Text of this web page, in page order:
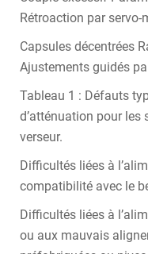
Rétroaction par servo-
Capsules décentrées
Ajustements guidés
Tableau 1 : Défauts
d’atténuation pour les
verseur.
Difficultés liées à
compatibilité avec le
Difficultés liées à
ou aux mauvais